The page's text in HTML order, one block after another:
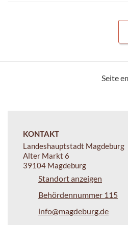
Seite
KONTAKT
Landeshauptstadt Magdeburg
Alter Markt 6
39104 Magdeburg
Standort anzeigen
Behördennummer 115
info@magdeburg.de